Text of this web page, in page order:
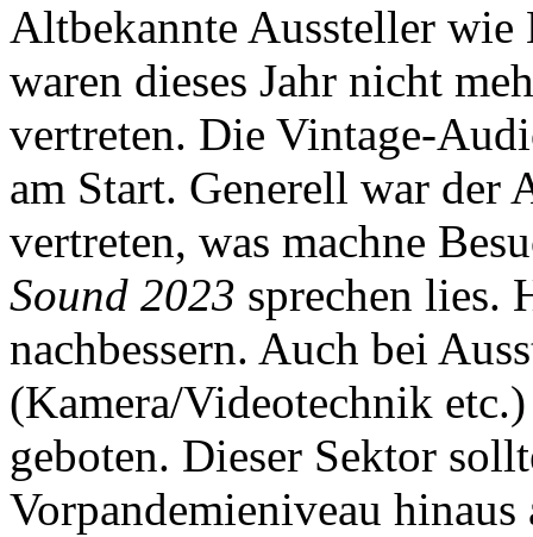
Altbekannte Aussteller
waren dieses Jahr nicht
vertreten. Die Vintage-
am Start. Generell war der
vertreten, was machne
Sound 2023 sprechen lies.
nachbessern. Auch bei
(Kamera/Videotechnik
geboten. Dieser Sektor
Vorpandemieniveau hinaus